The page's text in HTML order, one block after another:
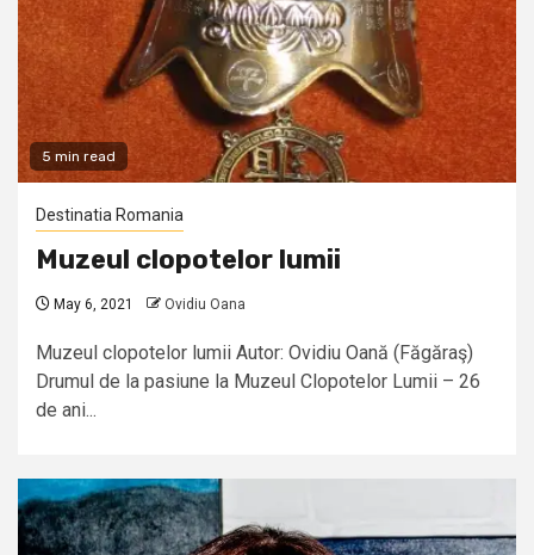
5 min read
Destinatia Romania
Muzeul clopotelor lumii
May 6, 2021 Ovidiu Oana
Muzeul clopotelor lumii Autor: Ovidiu Oană (Făgăraş)
Drumul de la pasiune la Muzeul Clopotelor Lumii – 26
de ani...